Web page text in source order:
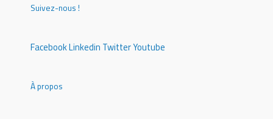
Suivez-nous !
FacebookLinkedin TwitterYoutube
À propos